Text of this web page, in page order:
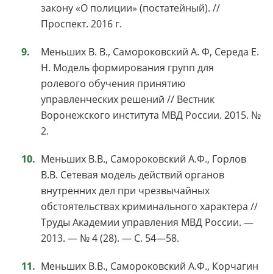
закону «О полиции» (постатейный). //
Проспект. 2016 г.
Меньших В. В., Самороковский А. Ф, Середа Е.
Н. Модель формирования групп для
ролевого обучения принятию
управленческих решений // Вестник
Воронежского института МВД России. 2015. №
2.
Меньших В.В., Самороковский А.Ф., Горлов
В.В. Сетевая модель действий органов
внутренних дел при чрезвычайных
обстоятельствах криминального характера //
Труды Академии управления МВД России. —
2013. — № 4 (28). — С. 54—58.
Меньших В.В., Самороковский А.Ф., Корчагин